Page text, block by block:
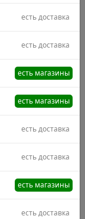
есть доставка
есть доставка
есть магазины
есть магазины
есть доставка
есть доставка
есть магазины
есть доставка